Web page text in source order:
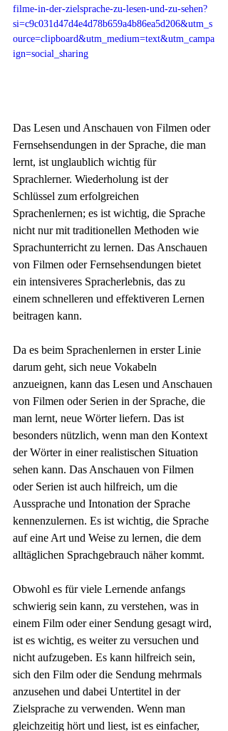
filme-in-der-zielsprache-zu-lesen-und-zu-sehen?
si=c9c031d47d4e4d78b659a4b86ea5d206&utm_s
ource=clipboard&utm_medium=text&utm_campa
ign=social_sharing
Das Lesen und Anschauen von Filmen oder
Fernsehsendungen in der Sprache, die man
lernt, ist unglaublich wichtig für
Sprachlerner. Wiederholung ist der
Schlüssel zum erfolgreichen
Sprachenlernen; es ist wichtig, die Sprache
nicht nur mit traditionellen Methoden wie
Sprachunterricht zu lernen. Das Anschauen
von Filmen oder Fernsehsendungen bietet
ein intensiveres Spracherlebnis, das zu
einem schnelleren und effektiveren Lernen
beitragen kann.
Da es beim Sprachenlernen in erster Linie
darum geht, sich neue Vokabeln
anzueignen, kann das Lesen und Anschauen
von Filmen oder Serien in der Sprache, die
man lernt, neue Wörter liefern. Das ist
besonders nützlich, wenn man den Kontext
der Wörter in einer realistischen Situation
sehen kann. Das Anschauen von Filmen
oder Serien ist auch hilfreich, um die
Aussprache und Intonation der Sprache
kennenzulernen. Es ist wichtig, die Sprache
auf eine Art und Weise zu lernen, die dem
alltäglichen Sprachgebrauch näher kommt.
Obwohl es für viele Lernende anfangs
schwierig sein kann, zu verstehen, was in
einem Film oder einer Sendung gesagt wird,
ist es wichtig, es weiter zu versuchen und
nicht aufzugeben. Es kann hilfreich sein,
sich den Film oder die Sendung mehrmals
anzusehen und dabei Untertitel in der
Zielsprache zu verwenden. Wenn man
gleichzeitig hört und liest, ist es einfacher,